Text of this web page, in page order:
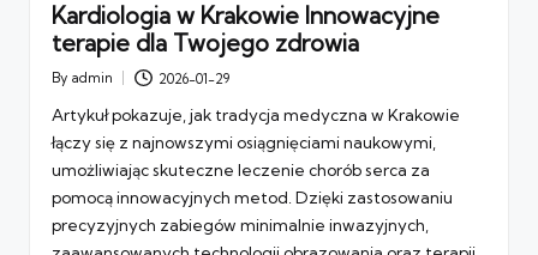
Kardiologia w Krakowie Innowacyjne
terapie dla Twojego zdrowia
Posted
By admin 2026-01-29
Artykuł pokazuje, jak tradycja medyczna w Krakowie
łączy się z najnowszymi osiągnięciami naukowymi,
umożliwiając skuteczne leczenie chorób serca za
pomocą innowacyjnych metod. Dzięki zastosowaniu
precyzyjnych zabiegów minimalnie inwazyjnych,